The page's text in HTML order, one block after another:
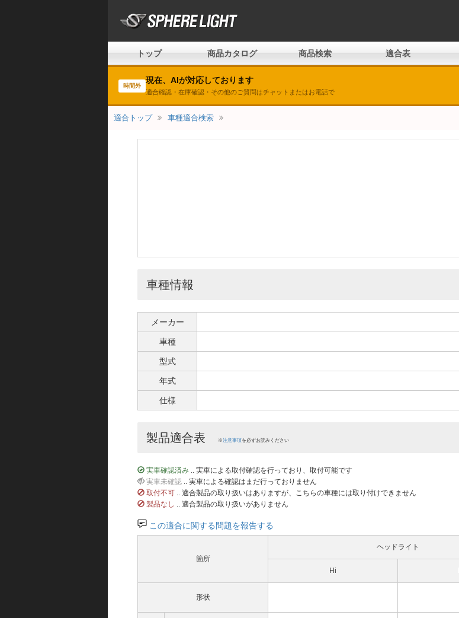
トップ 商品カタログ 商品検索 適合表
時間外
現在、AIが対応しております
適合確認・在庫確認・その他のご質問はチャットまたはお電話で
適合トップ 車種適合検索
車種情報
メーカー
車種
型式
年式
仕様
製品適合表 ※注意事項を必ずお読みください
実車確認済み .. 実車による取付確認を行っており、取付可能です
実車未確認 .. 実車による確認はまだ行っておりません
取付不可 .. 適合製品の取り扱いはありますが、こちらの車種には取り付けできません
製品なし .. 適合製品の取り扱いがありません
この適合に関する問題を報告する
箇所
ヘッドライト
Hi
形状